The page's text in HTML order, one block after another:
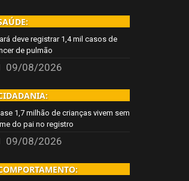
deve registrar 1,4 mil casos de
de pulmão
09/08/2026
1,7 milhão de crianças vivem sem
do pai no registro
09/08/2026